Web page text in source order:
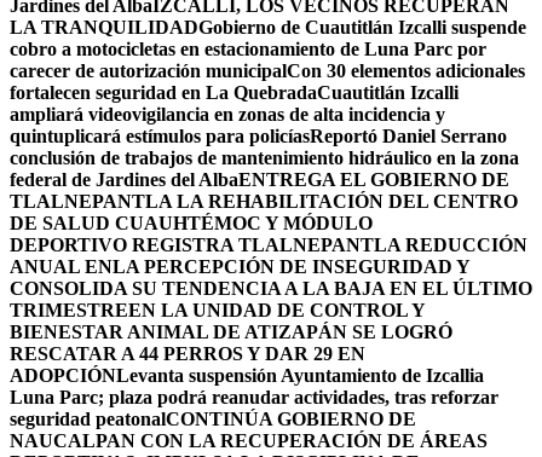
Jardines del AlbaIZCALLI, LOS VECINOS RECUPERAN
LA TRANQUILIDADGobierno de Cuautitlán Izcalli suspende
cobro a motocicletas en estacionamiento de Luna Parc por
carecer de autorización municipalCon 30 elementos adicionales
fortalecen seguridad en La QuebradaCuautitlán Izcalli
ampliará videovigilancia en zonas de alta incidencia y
quintuplicará estímulos para policíasReportó Daniel Serrano
conclusión de trabajos de mantenimiento hidráulico en la zona
federal de Jardines del AlbaENTREGA EL GOBIERNO DE
TLALNEPANTLA LA REHABILITACIÓN DEL CENTRO
DE SALUD CUAUHTÉMOC Y MÓDULO
DEPORTIVO REGISTRA TLALNEPANTLA REDUCCIÓN
ANUAL ENLA PERCEPCIÓN DE INSEGURIDAD Y
CONSOLIDA SU TENDENCIA A LA BAJA EN EL ÚLTIMO
TRIMESTREEN LA UNIDAD DE CONTROL Y
BIENESTAR ANIMAL DE ATIZAPÁN SE LOGRÓ
RESCATAR A 44 PERROS Y DAR 29 EN
ADOPCIÓNLevanta suspensión Ayuntamiento de Izcallia
Luna Parc; plaza podrá reanudar actividades, tras reforzar
seguridad peatonalCONTINÚA GOBIERNO DE
NAUCALPAN CON LA RECUPERACIÓN DE ÁREAS